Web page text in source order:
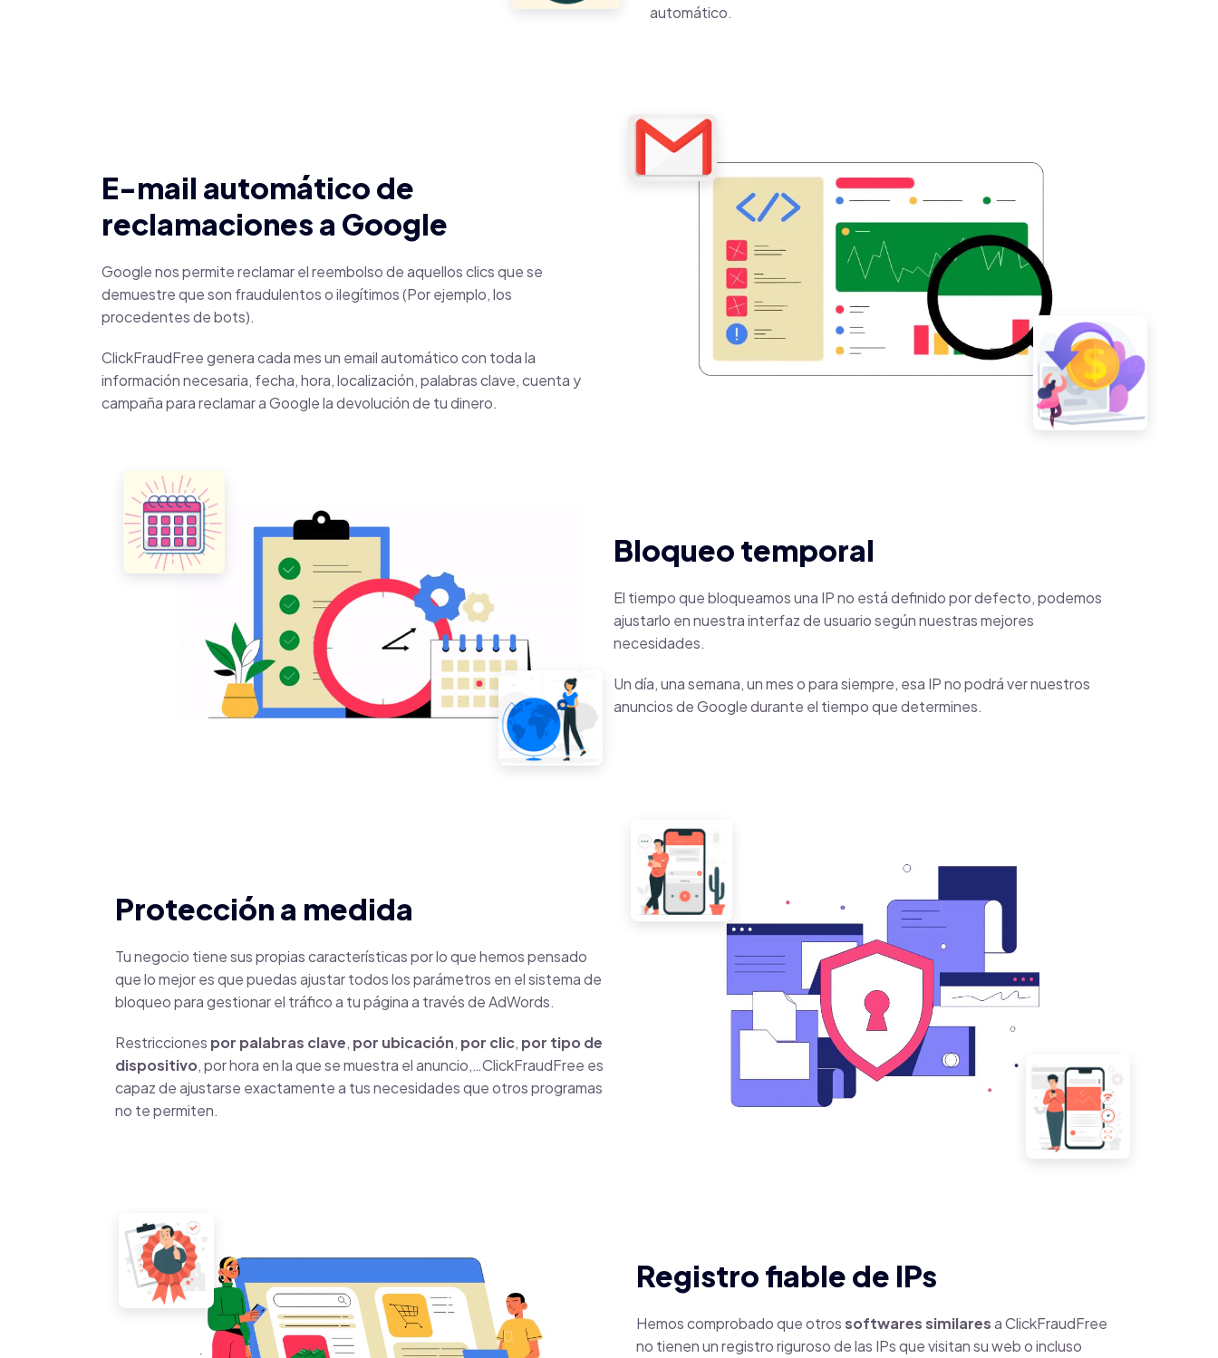
automático.
E-mail automático de
reclamaciones a Google
Google nos permite reclamar el reembolso de aquellos clics que se
demuestre que son fraudulentos o ilegítimos (Por ejemplo, los
procedentes de bots).
ClickFraudFree genera cada mes un email automático con toda la
información necesaria, fecha, hora, localización, palabras clave, cuenta y
campaña para reclamar a Google la devolución de tu dinero.
Bloqueo temporal
El tiempo que bloqueamos una IP no está definido por defecto, podemos
ajustarlo en nuestra interfaz de usuario según nuestras mejores
necesidades.
Un día, una semana, un mes o para siempre, esa IP no podrá ver nuestros
anuncios de Google durante el tiempo que determines.
Protección a medida
Tu negocio tiene sus propias características por lo que hemos pensado
que lo mejor es que puedas ajustar todos los parámetros en el sistema de
bloqueo para gestionar el tráfico a tu página a través de AdWords.
Restricciones por palabras clave, por ubicación, por clic, por tipo de
dispositivo, por hora en la que se muestra el anuncio,…ClickFraudFree es
capaz de ajustarse exactamente a tus necesidades que otros programas
no te permiten.
Registro fiable de IPs
Hemos comprobado que otrossoftwares similaresa ClickFraudFree
no tienen un registro riguroso de las IPs que visitan su web o incluso